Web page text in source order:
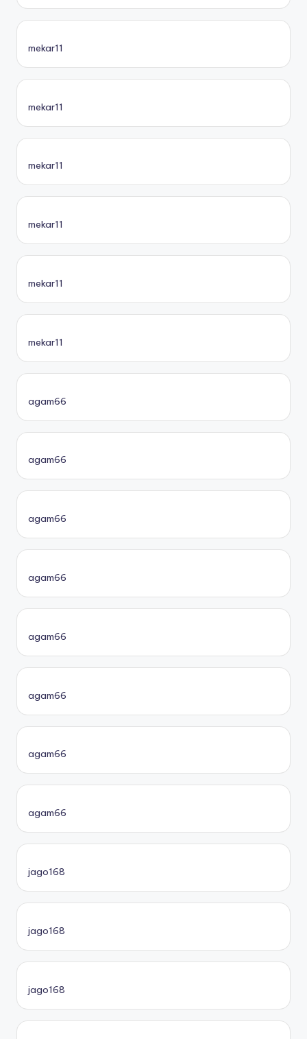
mekar11
mekar11
mekar11
mekar11
mekar11
mekar11
agam66
agam66
agam66
agam66
agam66
agam66
agam66
agam66
jago168
jago168
jago168